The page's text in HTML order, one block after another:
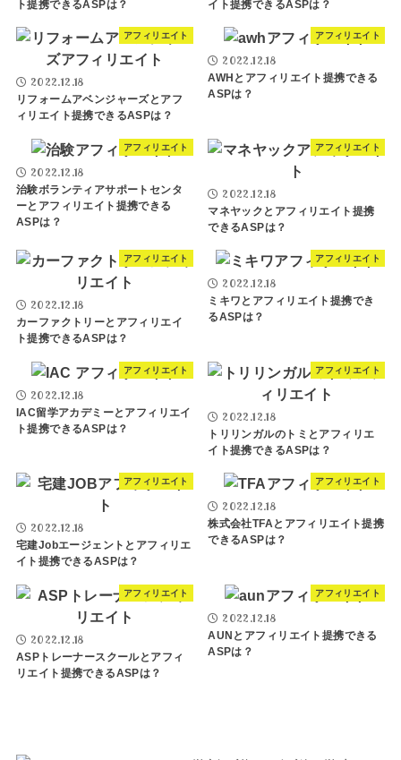
ト提携できるASPは？
イト提携できるASPは？
アフィリエイト
2022.12.18
リフォームアベンジャーズとアフ
ィリエイト提携できるASPは？
アフィリエイト
2022.12.18
AWHとアフィリエイト提携できる
ASPは？
アフィリエイト
2022.12.18
治験ボランティアサポートセンタ
ーとアフィリエイト提携できる
ASPは？
アフィリエイト
2022.12.18
マネヤックとアフィリエイト提携
できるASPは？
アフィリエイト
2022.12.18
カーファクトリーとアフィリエイ
ト提携できるASPは？
アフィリエイト
2022.12.18
ミキワとアフィリエイト提携でき
るASPは？
アフィリエイト
2022.12.18
IAC留学アカデミーとアフィリエイ
ト提携できるASPは？
アフィリエイト
2022.12.18
トリリンガルのトミとアフィリエ
イト提携できるASPは？
アフィリエイト
2022.12.18
宅建Jobエージェントとアフィリエ
イト提携できるASPは？
アフィリエイト
2022.12.18
株式会社TFAとアフィリエイト提携
できるASPは？
アフィリエイト
2022.12.18
ASPトレーナースクールとアフィ
リエイト提携できるASPは？
アフィリエイト
2022.12.18
AUNとアフィリエイト提携できる
ASPは？